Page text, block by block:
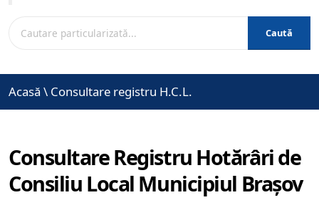
Caută
Acasă \ Consultare registru H.C.L.
Consultare Registru Hotărâri de
Consiliu Local Municipiul Brașov